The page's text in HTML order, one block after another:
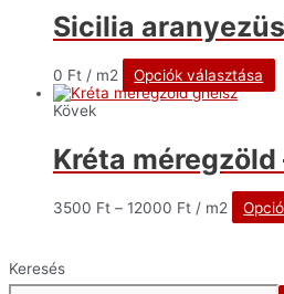
Sicilia
0 Ft / m2
Opciók választása
Kövek
Kréta méregzöld
3500 Ft – 12000 Ft / m2
Keresés